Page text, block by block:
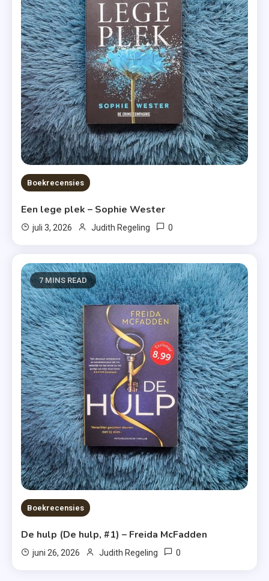
Boekrecensies
Een lege plek – Sophie Wester
juli 3, 2026 Judith Regeling 0
7 MINS READ
Boekrecensies
De hulp (De hulp, #1) – Freida McFadden
juni 26, 2026 Judith Regeling 0